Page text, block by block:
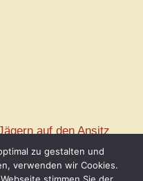
auf den Ansitz
zu gestalten und
verwenden wir Cookies.